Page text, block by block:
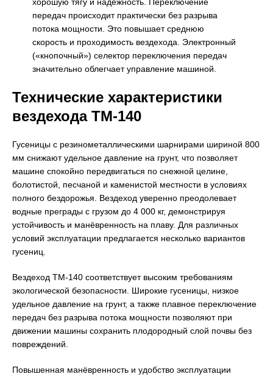
передач происходит практически без разрыва
потока мощности. Это повышает среднюю
скорость и проходимость вездехода. Электронный
(«кнопочный») селектор переключения передач
значительно облегчает управление машиной.
Технические характеристики
вездехода ТМ-140
Гусеницы с резинометаллическими шарнирами шириной 800
мм снижают удельное давление на грунт, что позволяет
машине спокойно передвигаться по снежной целине,
болотистой, песчаной и каменистой местности в условиях
полного бездорожья. Вездеход уверенно преодолевает
водные преграды с грузом до 4 000 кг, демонстрируя
устойчивость и манёвренность на плаву. Для различных
условий эксплуатации предлагается несколько вариантов
гусениц.
Вездеход ТМ-140 соответствует высоким требованиям
экологической безопасности. Широкие гусеницы, низкое
удельное давление на грунт, а также плавное переключение
передач без разрыва потока мощности позволяют при
движении машины сохранить плодородный слой почвы без
повреждений.
Повышенная манёвренность и удобство эксплуатации